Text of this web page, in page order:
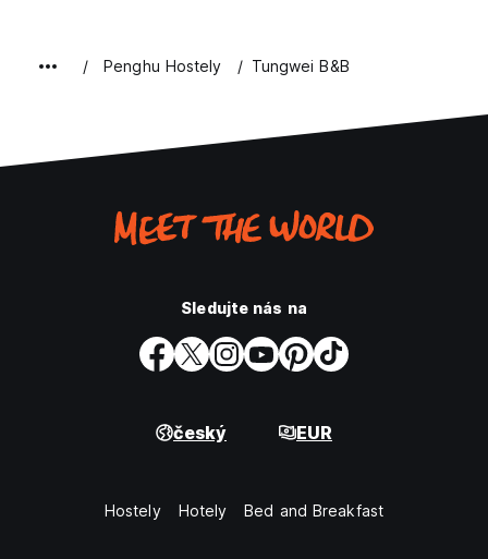
Penghu Hostely Tungwei B&B
Sledujte nás na
český EUR
Hostely Hotely Bed and Breakfast